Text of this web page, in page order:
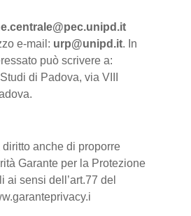
e-mail: urp@unipd.it. In
può scrivere a:
di Padova, via VIII
diritto anche di proporre
Garante per la Protezione
ai sensi dell’art.77 del